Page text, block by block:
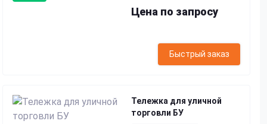
Цена по запросу
Быстрый заказ
Тележка для уличной
торговли БУ